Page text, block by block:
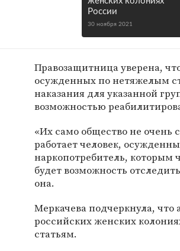
России
30 ноября 2021
Правозащитница уверена,
осужденных по нетяжелым
наказания для указанной
возможностью
«Их само общество не очень
работает человек,
наркопотребитель,
будет возможность
она.
Меркачева подчеркнула,
российских женских
статьям.